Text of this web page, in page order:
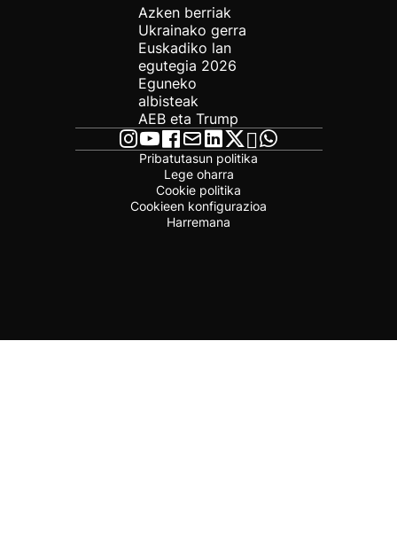
Azken berriak
Ukrainako gerra
Euskadiko lan
egutegia 2026
Eguneko
albisteak
AEB eta Trump
Pribatutasun politika
Lege oharra
Cookie politika
Cookieen konfigurazioa
Harremana